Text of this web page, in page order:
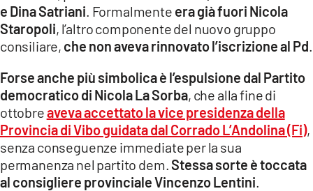
COSENZACHANNEL.IT
ILVIBONESE.IT
CATANZAROCHANNEL.IT
LACAPITALENEWS.IT
ANDROID
e Dina Satriani . Formalmente era già fuori Nicola
Staropoli, l’altro componente del nuovo gruppo
consiliare, che non aveva rinnovato l’iscrizione al Pd
Forse anche più simbolica è l’espulsione dal Partito
democratico di Nicola La Sorba, che alla fine di
ottobreaveva accettato la vice presidenza della
Provincia di Vibo guidata dal Corrado L’Andolina (Fi),
senza conseguenze immediate per la sua
permanenza nel partito dem.Stessa sorte è toccata
al consigliere provinciale Vincenzo Lentini